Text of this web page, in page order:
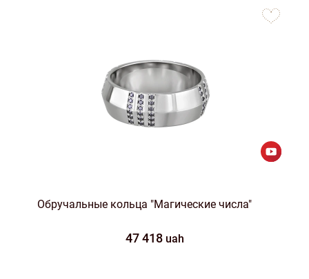
Обручальные кольца "Магические числа"
47 418 uah
favorites